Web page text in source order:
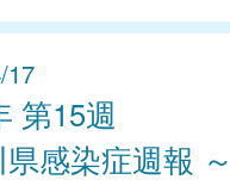
17
第15週
県感染症週報 ～